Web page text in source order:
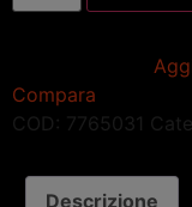
Compara
COD: 7765031
Descrizione